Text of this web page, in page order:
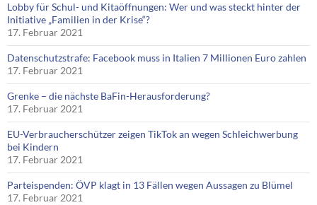
Lobby für Schul- und Kitaöffnungen: Wer und was steckt hinter der
Initiative „Familien in der Krise“?
17. Februar 2021
Datenschutzstrafe: Facebook muss in Italien 7 Millionen Euro zahlen
17. Februar 2021
Grenke – die nächste BaFin-Herausforderung?
17. Februar 2021
EU-Verbraucherschützer zeigen TikTok an wegen Schleichwerbung
bei Kindern
17. Februar 2021
Parteispenden: ÖVP klagt in 13 Fällen wegen Aussagen zu Blümel
17. Februar 2021